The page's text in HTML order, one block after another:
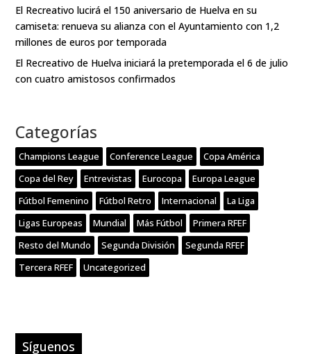
El Recreativo lucirá el 150 aniversario de Huelva en su
camiseta: renueva su alianza con el Ayuntamiento con 1,2
millones de euros por temporada
El Recreativo de Huelva iniciará la pretemporada el 6 de julio
con cuatro amistosos confirmados
Categorías
Champions League Conference League
Copa América
Copa del Rey
Entrevistas Eurocopa
Europa League
Fútbol Femenino
Fútbol Retro Internacional
La Liga
Ligas Europeas
Mundial Más Fútbol
Primera RFEF
Resto del Mundo
Segunda División
Segunda RFEF
Tercera RFEF
Uncategorized
Síguenos